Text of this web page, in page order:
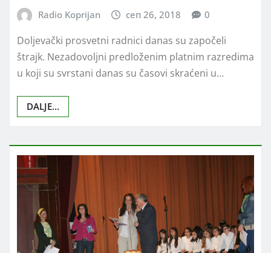
Radio Koprijan сеп 26, 2018 0
Doljevački prosvetni radnici danas su započeli
štrajk. Nezadovoljni predloženim platnim razredima
u koji su svrstani danas su časovi skraćeni u…
DALJE...